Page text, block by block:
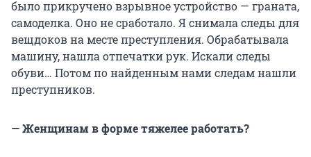
было прикручено взрывное устройство — граната,
самоделка. Оно не сработало. Я снимала следы для
вещдоков на месте преступления. Обрабатывала
машину, нашла отпечатки рук. Искали следы
обуви… Потом по найденным нами следам нашли
преступников.
— Женщинам в форме тяжелее работать?